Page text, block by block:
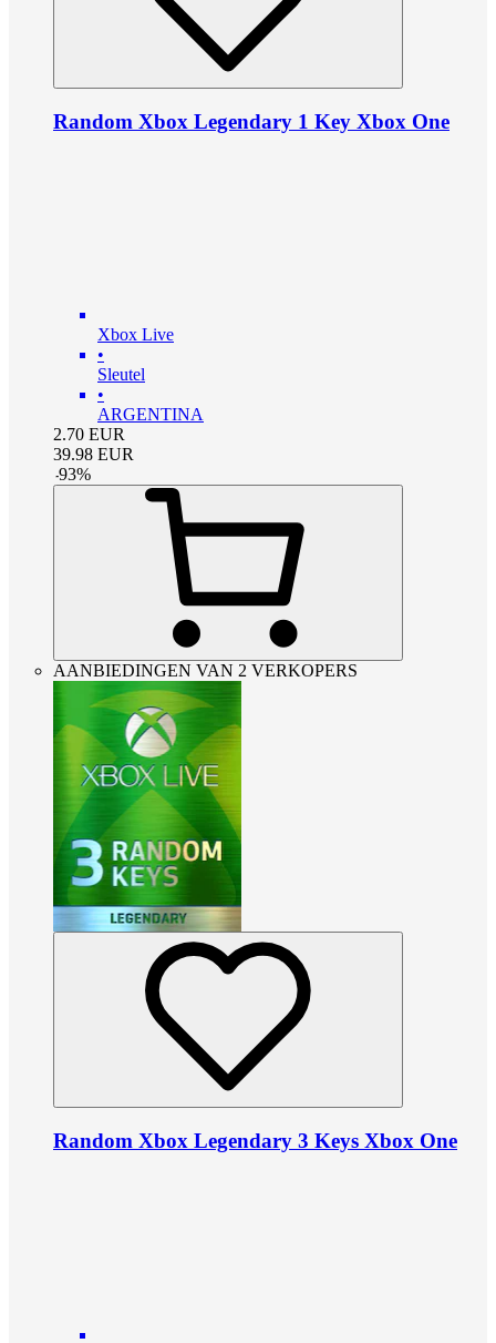
Random Xbox Legendary 1 Key Xbox One
Xbox Live
•
Sleutel
•
ARGENTINA
2.70 EUR
39.98 EUR
-93%
AANBIEDINGEN VAN 2 VERKOPERS
Random Xbox Legendary 3 Keys Xbox One